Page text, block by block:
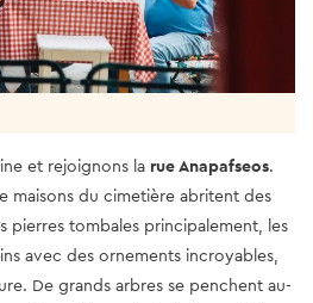
et rejoignons la rue Anapafseos.
maisons du cimetière abritent des
pierres tombales principalement, les
avec des ornements incroyables,
De grands arbres se penchent au-